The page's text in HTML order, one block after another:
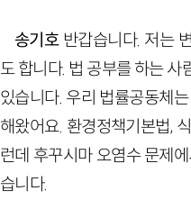
송기호반갑습니다. 저는
도 합니다. 법 공부를 하는
있습니다. 우리 법률공동체
해왔어요. 환경정책기본법,
런데 후꾸시마 오염수 문제
습니다.